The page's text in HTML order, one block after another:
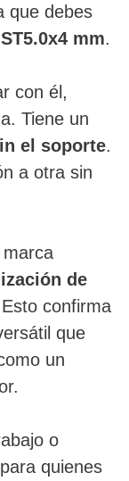
que debes
mm.
con él,
Tiene un
el soporte.
a otra sin
de
confirma
que
un
o
quienes